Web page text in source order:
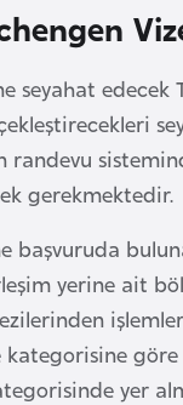
seyahat
randevu
gerekmektedir.
başvuruda
yerine ait
göre
yer